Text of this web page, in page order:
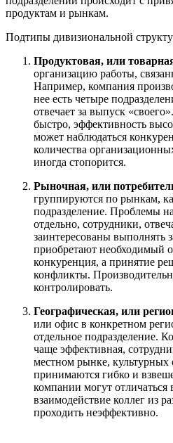
продуктам и рынкам.
Подтипы дивизиональной
Продуктовая, или
организацию работы,
Например, компания
нее есть четыре
отвечает за выпуск
быстро, эффективность
может наблюдаться
количества
иногда стопорится.
Рыночная, или
группируются по рынкам,
подразделение. Проблемы
отдельно, сотрудники,
заинтересованы выполнять
приобретают необходимый
конкуренция, а принятие
конфликты.
контролировать.
Географическая, или
или офис в конкретном
отдельное подразделение.
чаще эффективная,
местном рынке, культурных
принимаются гибко и
компании могут отличаться
взаимодействие коллег из
проходить неэффективно.